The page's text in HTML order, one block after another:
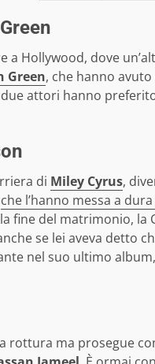
Hollywood, dove
Green, che hanno
attori hanno
di Miley Cyrus,
che l’hanno messa a
fine del matrimonio, la
se lei aveva detto
nel suo ultimo
rottura ma prosegue